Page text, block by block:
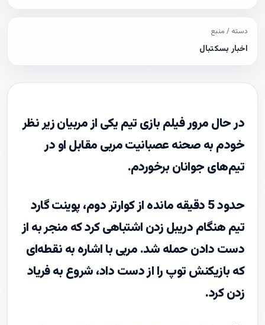
دسته / منبع
اخبار بسکتبال
در حال مرور فیلم بازی تیم یکی از مربیان زیر نظر
خودم به صحنه عصبانیت مربی مقابل او در
تیم‌های جوانان برخوردم.
حدود 5 دقیقه مانده از کوارتر دوم، پوینت گارد
تیم هنگام دریبل زدن اشتباهی کرد که منجر به از
دست دادن حمله شد. مربی با اشاره به نقطه‌ای
که بازیکنش توپ را از دست داد، شروع به فریاد
زدن کرد.